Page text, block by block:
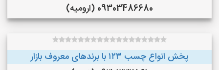
09303486680 (ارومیه)
پخش انواع چسب ۱۲۳ با برندهای معروف بازار